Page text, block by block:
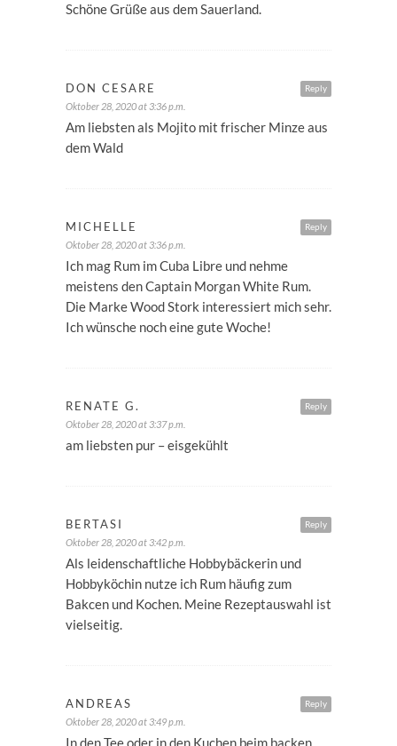
Schöne Grüße aus dem Sauerland.
Reply
DON CESARE
Oktober 28, 2020 at 3:36 p.m.
Am liebsten als Mojito mit frischer Minze aus
dem Wald
Reply
MICHELLE
Oktober 28, 2020 at 3:36 p.m.
Ich mag Rum im Cuba Libre und nehme
meistens den Captain Morgan White Rum.
Die Marke Wood Stork interessiert mich sehr.
Ich wünsche noch eine gute Woche!
Reply
RENATE G.
Oktober 28, 2020 at 3:37 p.m.
am liebsten pur – eisgekühlt
Reply
BERTASI
Oktober 28, 2020 at 3:42 p.m.
Als leidenschaftliche Hobbybäckerin und
Hobbyköchin nutze ich Rum häufig zum
Bakcen und Kochen. Meine Rezeptauswahl ist
vielseitig.
Reply
ANDREAS
Oktober 28, 2020 at 3:49 p.m.
In den Tee oder in den Kuchen beim backen